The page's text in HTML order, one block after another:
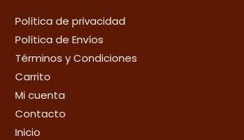
Política de privacidad
Política de Envíos
Términos y Condiciones
Carrito
Mi cuenta
Contacto
Inicio